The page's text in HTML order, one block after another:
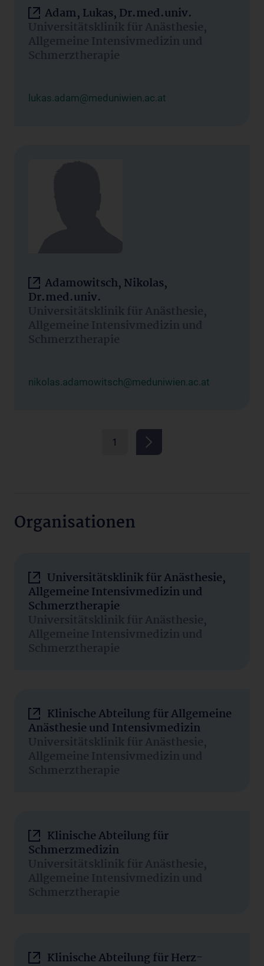
Adam, Lukas, Dr.med.univ.
Universitätsklinik für Anästhesie,
Allgemeine Intensivmedizin und
Schmerztherapie
lukas.adam@meduniwien.ac.at
Adamowitsch, Nikolas,
Dr.med.univ.
Universitätsklinik für Anästhesie,
Allgemeine Intensivmedizin und
Schmerztherapie
nikolas.adamowitsch@meduniwien.ac.at
1
Organisationen
Universitätsklinik für Anästhesie,
Allgemeine Intensivmedizin und
Schmerztherapie
Universitätsklinik für Anästhesie,
Allgemeine Intensivmedizin und
Schmerztherapie
Klinische Abteilung für Allgemeine
Anästhesie und Intensivmedizin
Universitätsklinik für Anästhesie,
Allgemeine Intensivmedizin und
Schmerztherapie
Klinische Abteilung für
Schmerzmedizin
Universitätsklinik für Anästhesie,
Allgemeine Intensivmedizin und
Schmerztherapie
Klinische Abteilung für Herz-